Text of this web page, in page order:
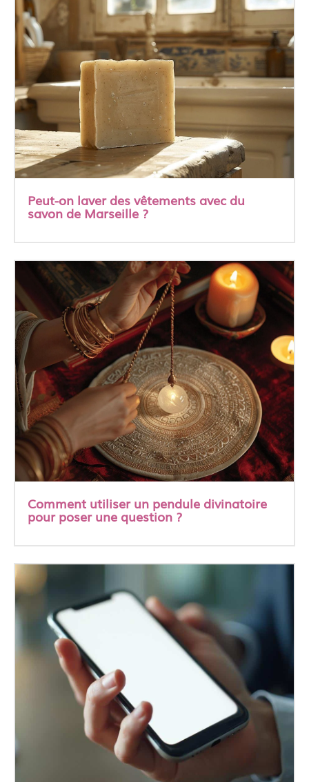
Peut-on laver des vêtements avec du
savon de Marseille ?
Comment utiliser un pendule divinatoire
pour poser une question ?